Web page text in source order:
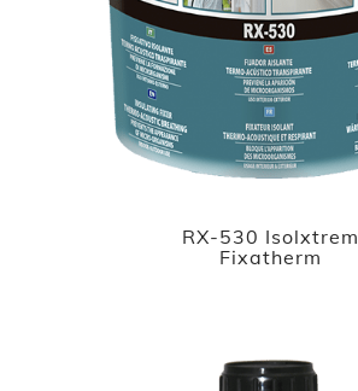
RX-530 Isolxtrem
Fixatherm